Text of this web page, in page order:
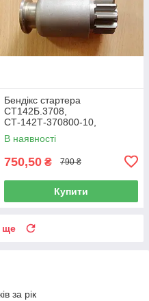
Бендікс стартера
СТ142Б.3708,
СТ-142Т-370800-10,
2501.3708000-21 (МАЗ,
КАМАЗ) z10
В наявності
750,50 ₴ 790 ₴
Купити
ще
за рік